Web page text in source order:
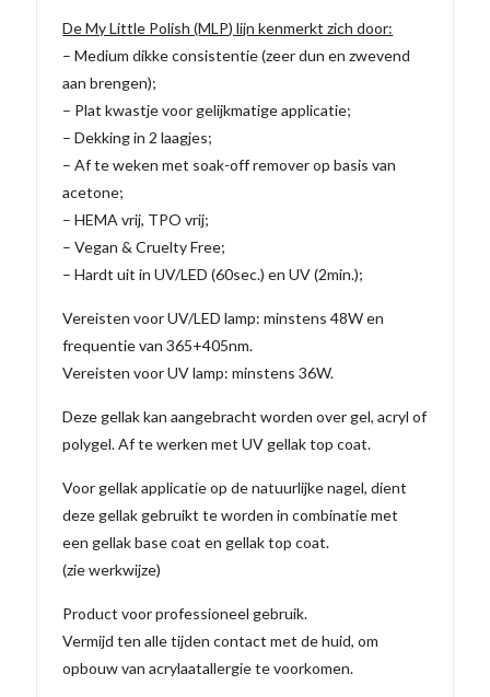
De My Little Polish (MLP) lijn kenmerkt zich door:
– Medium dikke consistentie (zeer dun en zwevend
aan brengen);
– Plat kwastje voor gelijkmatige applicatie;
– Dekking in 2 laagjes;
– Af te weken met soak-off remover op basis van
acetone;
– HEMA vrij, TPO vrij;
– Vegan & Cruelty Free;
– Hardt uit in UV/LED (60sec.) en UV (2min.);
Vereisten voor UV/LED lamp: minstens 48W en
frequentie van 365+405nm.
Vereisten voor UV lamp: minstens 36W.
Deze gellak kan aangebracht worden over gel, acryl of
polygel. Af te werken met UV gellak top coat.
Voor gellak applicatie op de natuurlijke nagel, dient
deze gellak gebruikt te worden in combinatie met
een gellak base coat en gellak top coat.
(zie werkwijze)
Product voor professioneel gebruik.
Vermijd ten alle tijden contact met de huid, om
opbouw van acrylaatallergie te voorkomen.